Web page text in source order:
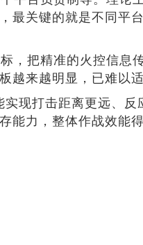
最关键的就是不同平
，把精准的火控信息
来越明显，已难以
现打击距离更远、
能力，整体作战效能得